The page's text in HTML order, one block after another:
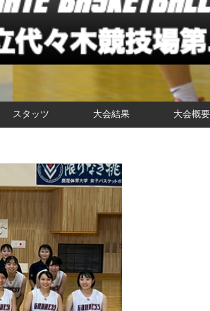
スタッツ 大会結果 大会概要